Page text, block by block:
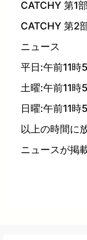
CATCHY 第1
CATCHY 第2
ニュース
平日:午前11時
土曜:午前11時
日曜:午前11時
以上の時間に
ニュースが掲